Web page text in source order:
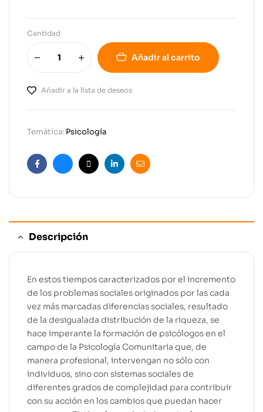
Cantidad
Añadir al carrito
Añadir a la lista de deseos
Temática: Psicología
FacebookBluesky
X Linkedin
Email
Descripción
En estos tiempos caracterizados por el incremento
de los problemas sociales originados por las cada
vez más marcadas diferencias sociales, resultado
de la desigualada distribución de la riqueza, se
hace imperante la formación de psicólogos en el
campo de la Psicología Comunitaria que, de
manera profesional, intervengan no sólo con
individuos, sino con sistemas sociales de
diferentes grados de complejidad para contribuir
con su acción en los cambios que puedan hacer